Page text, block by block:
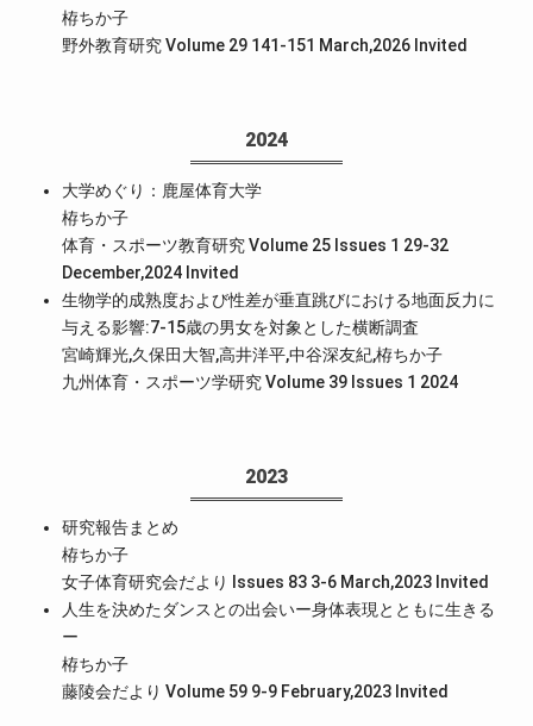
栫ちか子
野外教育研究 Volume 29 141-151 March,2026 Invited
2024
大学めぐり：鹿屋体育大学
栫ちか子
体育・スポーツ教育研究 Volume 25 Issues 1 29-32
December,2024 Invited
生物学的成熟度および性差が垂直跳びにおける地面反力に
与える影響:7-15歳の男女を対象とした横断調査
宮崎輝光,久保田大智,高井洋平,中谷深友紀,栫ちか子
九州体育・スポーツ学研究 Volume 39 Issues 1 2024
2023
研究報告まとめ
栫ちか子
女子体育研究会だより Issues 83 3-6 March,2023 Invited
人生を決めたダンスとの出会いー身体表現とともに生きる
ー
栫ちか子
藤陵会だより Volume 59 9-9 February,2023 Invited